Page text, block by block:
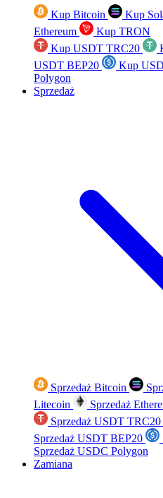
Kup Bitcoin Kup
Ethereum
Kup TRON
Kup USDT TRC20
USDT BEP20
Kup
Polygon
Sprzedaż
Sprzedaż Bitcoin
Litecoin
Sprzedaż
Sprzedaż USDT TRC20
Sprzedaż USDT BEP20
Sprzedaż USDC Polygon
Zamiana